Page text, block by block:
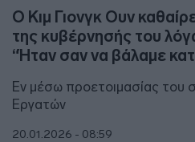
Ο Κιμ Γιονγκ Ουν
της κυβέρνησής του
“Ήταν σαν να βάλαμε
Εν μέσω προετοιμασίας του
Εργατών
20.01.2026 - 08:59